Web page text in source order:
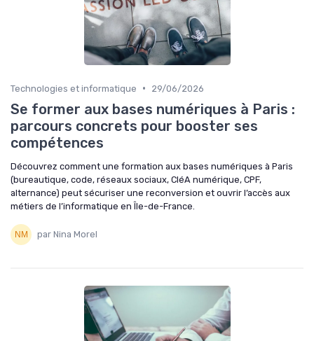
Technologies et informatique • 29/06/2026
Se former aux bases numériques à Paris :
parcours concrets pour booster ses
compétences
Découvrez comment une formation aux bases numériques à Paris
(bureautique, code, réseaux sociaux, CléA numérique, CPF,
alternance) peut sécuriser une reconversion et ouvrir l’accès aux
métiers de l’informatique en Île-de-France.
par Nina Morel